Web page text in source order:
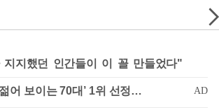
지했던 인간들이 이 꼴 만들었다"